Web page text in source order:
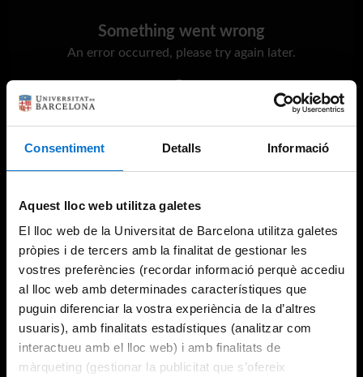
Consentiment Detalls Informació
Aquest lloc web utilitza galetes
El lloc web de la Universitat de Barcelona utilitza galetes
pròpies i de tercers amb la finalitat de gestionar les
vostres preferències (recordar informació perquè accediu
al lloc web amb determinades característiques que
puguin diferenciar la vostra experiència de la d’altres
usuaris), amb finalitats estadístiques (analitzar com
interactueu amb el lloc web) i amb finalitats de
màrqueting (gestionar la publicitat que s’ofereix
Something went wrong
An error occurred, please try again later.
Try again